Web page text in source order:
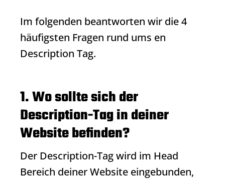
Im folgenden beantworten wir die 4
häufigsten Fragen rund ums en
Description Tag.
1. Wo sollte sich der
Description-Tag in deiner
Website befinden?
Der Description-Tag wird im Head
Bereich deiner Website eingebunden,